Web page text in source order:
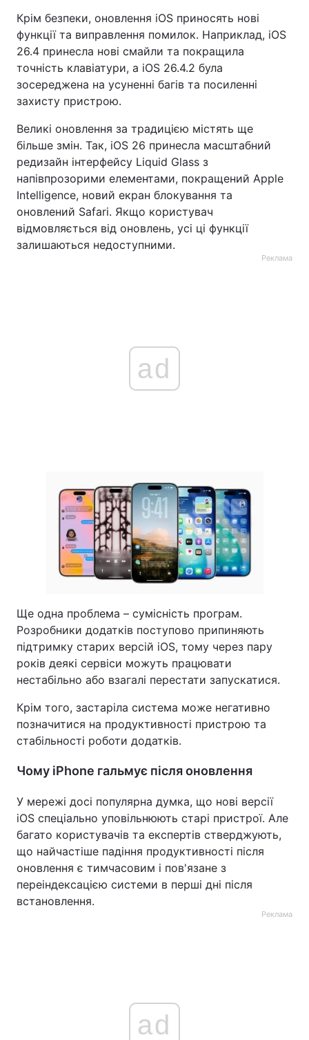
Крім безпеки, оновлення iOS приносять нові
функції та виправлення помилок. Наприклад, iOS
26.4 принесла нові смайли та покращила
точність клавіатури, а iOS 26.4.2 була
зосереджена на усуненні багів та посиленні
захисту пристрою.
Великі оновлення за традицією містять ще
більше змін. Так, iOS 26 принесла масштабний
редизайн інтерфейсу Liquid Glass з
напівпрозорими елементами, покращений Apple
Intelligence, новий екран блокування та
оновлений Safari. Якщо користувач
відмовляється від оновлень, усі ці функції
залишаються недоступними.
Реклама
ad
Ще одна проблема – сумісність програм.
Розробники додатків поступово припиняють
підтримку старих версій iOS, тому через пару
років деякі сервіси можуть працювати
нестабільно або взагалі перестати запускатися.
Крім того, застаріла система може негативно
позначитися на продуктивності пристрою та
стабільності роботи додатків.
Чому iPhone гальмує після оновлення
У мережі досі популярна думка, що нові версії
iOS спеціально уповільнюють старі пристрої. Але
багато користувачів та експертів стверджують,
що найчастіше падіння продуктивності після
оновлення є тимчасовим і пов'язане з
переіндексацією системи в перші дні після
встановлення.
Реклама
ad